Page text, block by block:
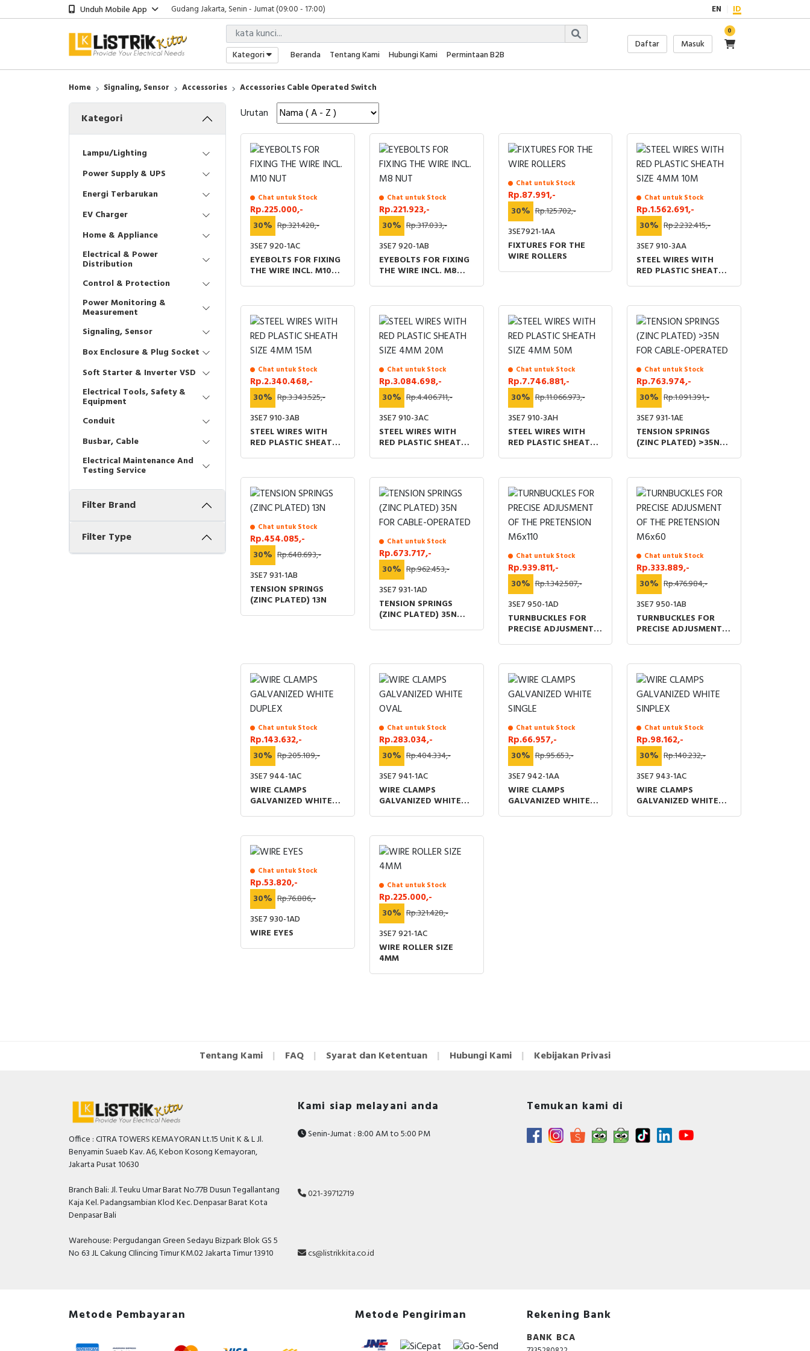
Unduh Mobile App
Gudang Jakarta, Senin - Jumat (09:00 - 17:00)
Showroom Bali, Senin - Jumat (09:00 - 17:00)
Kantor Jakarta, Senin - Jumat (08:00 - 17:00)
Gudang Jakarta, Senin - Jumat (09:00 - 17:00)
Showroom Bali, Senin - Jumat (09:00 - 17:00)
EN ID
Kategori Beranda Tentang Kami Hubungi Kami Permintaan B2B
Daftar Masuk
0
Home Signaling, Sensor Accessories Accessories Cable Operated Switch
Kategori
Lampu/Lighting
Power Supply & UPS
Energi Terbarukan
EV Charger
Home & Appliance
Electrical & Power
Distribution
Control & Protection
Power Monitoring &
Measurement
Signaling, Sensor
Box Enclosure & Plug Socket
Soft Starter & Inverter VSD
Electrical Tools, Safety &
Equipment
Conduit
Busbar, Cable
Electrical Maintenance And
Testing Service
Filter Brand
Filter Type
Urutan
Chat untuk Stock
Rp.225.000,-
30% Rp.321.428,-
3SE7 920-1AC
EYEBOLTS FOR FIXING
THE WIRE INCL. M10
Chat untuk Stock
Rp.221.923,-
30% Rp.317.033,-
3SE7 920-1AB
EYEBOLTS FOR FIXING
THE WIRE INCL. M8
Chat untuk Stock
Rp.87.991,-
30% Rp.125.702,-
3SE7921-1AA
FIXTURES FOR THE
WIRE ROLLERS
Chat untuk Stock
Rp.1.562.691,-
30% Rp.2.232.415,-
3SE7 910-3AA
STEEL WIRES WITH
RED PLASTIC SHEATH
Chat untuk Stock
Rp.2.340.468,-
30% Rp.3.343.525,-
3SE7 910-3AB
STEEL WIRES WITH
RED PLASTIC SHEATH
Chat untuk Stock
Rp.3.084.698,-
30% Rp.4.406.711,-
3SE7 910-3AC
STEEL WIRES WITH
RED PLASTIC SHEATH
Chat untuk Stock
Rp.7.746.881,-
30% Rp.11.066.973,-
3SE7 910-3AH
STEEL WIRES WITH
RED PLASTIC SHEATH
Chat untuk Stock
Rp.763.974,-
30% Rp.1.091.391,-
3SE7 931-1AE
TENSION SPRINGS
(ZINC PLATED) >35N
Chat untuk Stock
Rp.454.085,-
30% Rp.648.693,-
3SE7 931-1AB
TENSION SPRINGS
(ZINC PLATED) 13N
Chat untuk Stock
Rp.673.717,-
30% Rp.962.453,-
3SE7 931-1AD
TENSION SPRINGS
(ZINC PLATED) 35N
Chat untuk Stock
Rp.939.811,-
30% Rp.1.342.587,-
3SE7 950-1AD
TURNBUCKLES FOR
PRECISE ADJUSMENT
Chat untuk Stock
Rp.333.889,-
30% Rp.476.984,-
3SE7 950-1AB
TURNBUCKLES FOR
PRECISE ADJUSMENT
Chat untuk Stock
Rp.143.632,-
30% Rp.205.189,-
3SE7 944-1AC
WIRE CLAMPS
GALVANIZED WHITE
Chat untuk Stock
Rp.283.034,-
30% Rp.404.334,-
3SE7 941-1AC
WIRE CLAMPS
GALVANIZED WHITE
Chat untuk Stock
Rp.66.957,-
30% Rp.95.653,-
3SE7 942-1AA
WIRE CLAMPS
GALVANIZED WHITE
Chat untuk Stock
Rp.98.162,-
30% Rp.140.232,-
3SE7 943-1AC
WIRE CLAMPS
GALVANIZED WHITE
Chat untuk Stock
Rp.53.820,-
30% Rp.76.886,-
3SE7 930-1AD
WIRE EYES
Chat untuk Stock
Rp.225.000,-
30% Rp.321.428,-
3SE7 921-1AC
WIRE ROLLER SIZE
4MM
Tentang Kami FAQ Syarat dan Ketentuan Hubungi Kami Kebijakan Privasi
Office : CITRA TOWERS KEMAYORAN Lt.15 Unit K & L Jl.
Benyamin Suaeb Kav. A6, Kebon Kosong Kemayoran,
Jakarta Pusat 10630
Branch Bali: Jl. Teuku Umar Barat No.77B Dusun Tegallantang
Kaja Kel. Padangsambian Klod Kec. Denpasar Barat Kota
Denpasar Bali
Warehouse: Pergudangan Green Sedayu Bizpark Blok GS 5
No 63 JL Cakung CIlincing Timur KM.02 Jakarta Timur 13910
Kami siap melayani anda
Senin-Jumat : 8:00 AM to 5:00 PM
021-39712719
cs@listrikkita.co.id
Temukan kami di
Metode Pembayaran Metode Pengiriman Rekening Bank
BANK BCA